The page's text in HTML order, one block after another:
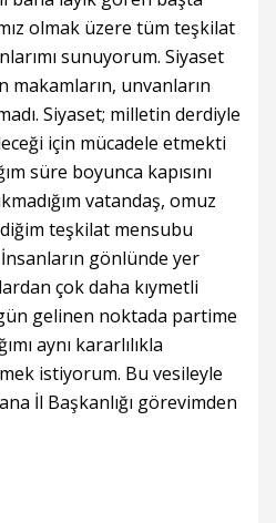
olmak üzere tüm teşkilat
sunuyorum. Siyaset
makamların, unvanların
Siyaset; milletin derdiyle
için mücadele etmekti
süre boyunca kapısını
vatandaş, omuz
teşkilat mensubu
İnsanların gönlünde yer
çok daha kıymetli
gelinen noktada partime
aynı kararlılıkla
istiyorum. Bu vesileyle
İl Başkanlığı görevimden